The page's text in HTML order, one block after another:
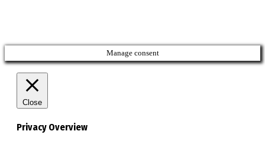
Manage consent
Close
Privacy Overview